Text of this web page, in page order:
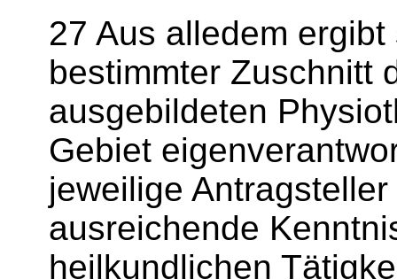
27 Aus alledem
bestimmter Zuschnitt
ausgebildeten
Gebiet
jeweilige
ausreichende
heilkundlichen